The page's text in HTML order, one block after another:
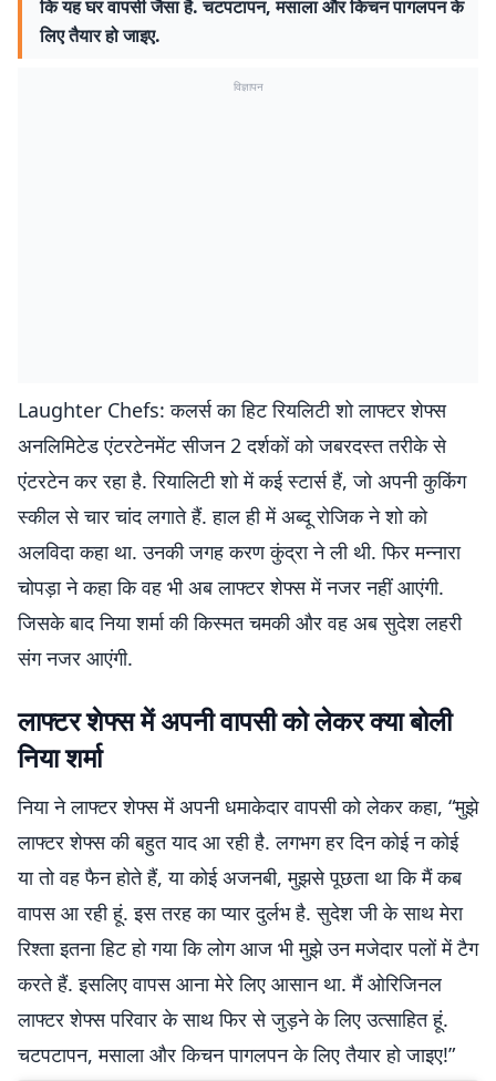
कि यह घर वापसी जैसा है. चटपटापन, मसाला और किचन पागलपन के
लिए तैयार हो जाइए.
विज्ञापन
Laughter Chefs: कलर्स का हिट रियलिटी शो लाफ्टर शेफ्स
अनलिमिटेड एंटरटेनमेंट सीजन 2 दर्शकों को जबरदस्त तरीके से
एंटरटेन कर रहा है. रियालिटी शो में कई स्टार्स हैं, जो अपनी कुकिंग
स्कील से चार चांद लगाते हैं. हाल ही में अब्दू रोजिक ने शो को
अलविदा कहा था. उनकी जगह करण कुंद्रा ने ली थी. फिर मन्नारा
चोपड़ा ने कहा कि वह भी अब लाफ्टर शेफ्स में नजर नहीं आएंगी.
जिसके बाद निया शर्मा की किस्मत चमकी और वह अब सुदेश लहरी
संग नजर आएंगी.
लाफ्टर शेफ्स में अपनी वापसी को लेकर क्या बोली
निया शर्मा
निया ने लाफ्टर शेफ्स में अपनी धमाकेदार वापसी को लेकर कहा, “मुझे
लाफ्टर शेफ्स की बहुत याद आ रही है. लगभग हर दिन कोई न कोई
या तो वह फैन होते हैं, या कोई अजनबी, मुझसे पूछता था कि मैं कब
वापस आ रही हूं. इस तरह का प्यार दुर्लभ है. सुदेश जी के साथ मेरा
रिश्ता इतना हिट हो गया कि लोग आज भी मुझे उन मजेदार पलों में टैग
करते हैं. इसलिए वापस आना मेरे लिए आसान था. मैं ओरिजिनल
लाफ्टर शेफ्स परिवार के साथ फिर से जुड़ने के लिए उत्साहित हूं.
चटपटापन, मसाला और किचन पागलपन के लिए तैयार हो जाइए!”